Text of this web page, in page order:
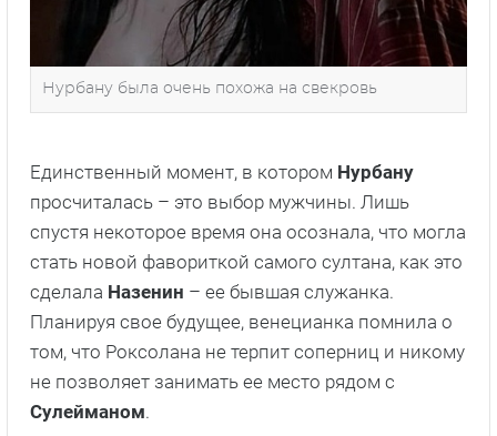
Нурбану была очень похожа на свекровь
Единственный момент, в котором Нурбану
просчиталась – это выбор мужчины. Лишь
спустя некоторое время она осознала, что могла
стать новой фавориткой самого султана, как это
сделала Назенин – ее бывшая служанка.
Планируя свое будущее, венецианка помнила о
том, что Роксолана не терпит соперниц и никому
не позволяет занимать ее место рядом с
Сулейманом.